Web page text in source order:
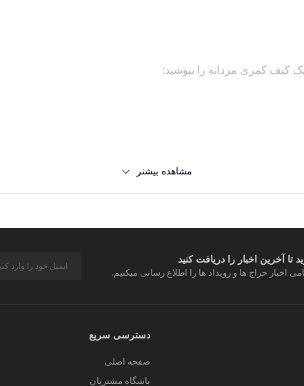
کیف کمری مردانه را بپوشید:
دیگر، مانند گرفتن عکس یا دادن پیامک و ارسال ایمیل با
شماست. احتمال گم شدن یا دزدیده شدن آن نسبت به کیف دستی
کردن است. شما می‌توانید تمام وسایل ضروری خود را در
مشاهده بیشتر
آخرین اخبار را دریافت کنید
اخبار حراج ها و رویداد ها را اطلاع رسانی میکنیم.
دسترسی سریع
صفحه اصلی
باشگاه مشتریان